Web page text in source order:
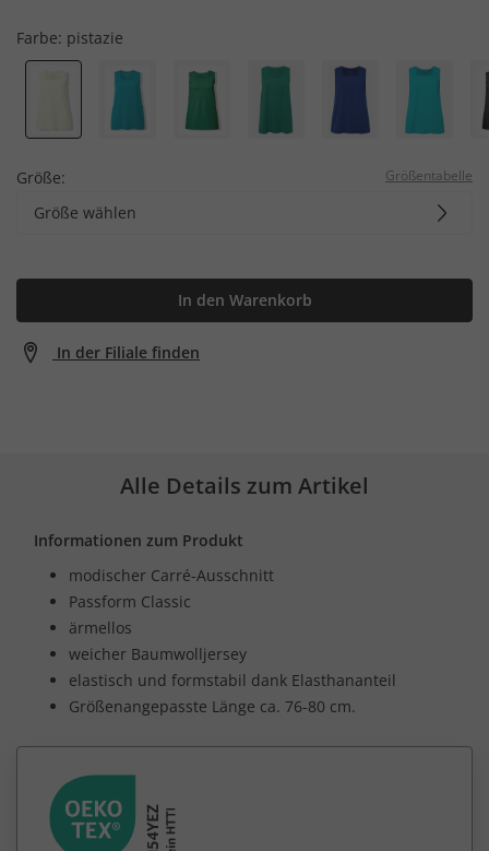
Farbe: pistazie
Größe: Größentabelle
Größe wählen
In den Warenkorb
In der Filiale finden
Alle Details zum Artikel
Informationen zum Produkt
modischer Carré-Ausschnitt
Passform Classic
ärmellos
weicher Baumwolljersey
elastisch und formstabil dank Elasthananteil
Größenangepasste Länge ca. 76-80 cm.